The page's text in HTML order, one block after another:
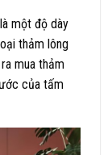
một độ dày
thảm lông
mua thảm
của tấm